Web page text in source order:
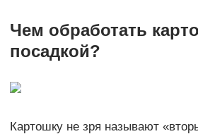
Чем обработать
посадкой?
Картошку не зря называют